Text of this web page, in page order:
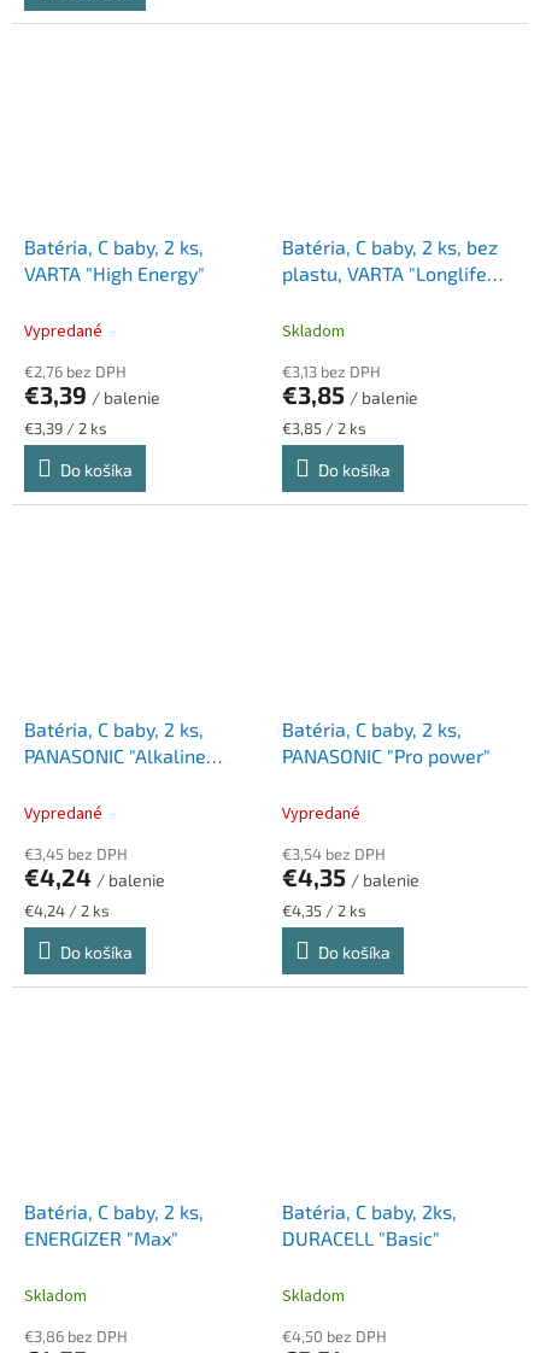
Batéria, C baby, 2 ks,
VARTA "High Energy"
Vypredané
€2,76 bez DPH
€3,39 / balenie
Jednotková
cena:
€3,39 / 2 ks
Do košíka
Batéria, C baby, 2 ks, bez
plastu, VARTA "Longlife
Skladom
€3,13 bez DPH
€3,85 / balenie
Jednotková
cena:
€3,85 / 2 ks
Do košíka
Batéria, C baby, 2 ks,
PANASONIC "Alkaline
Vypredané
€3,45 bez DPH
€4,24 / balenie
Jednotková
cena:
€4,24 / 2 ks
Do košíka
Batéria, C baby, 2 ks,
PANASONIC "Pro power"
Vypredané
€3,54 bez DPH
€4,35 / balenie
Jednotková
cena:
€4,35 / 2 ks
Do košíka
Batéria, C baby, 2 ks,
ENERGIZER "Max"
Skladom
€3,86 bez DPH
Batéria, C baby, 2ks,
DURACELL "Basic"
Skladom
€4,50 bez DPH